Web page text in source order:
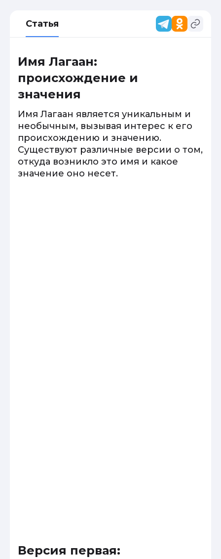
Статья
Имя Лагаан:
происхождение и
значения
Имя Лагаан является уникальным и
необычным, вызывая интерес к его
происхождению и значению.
Существуют различные версии о том,
откуда возникло это имя и какое
значение оно несет.
Версия первая: